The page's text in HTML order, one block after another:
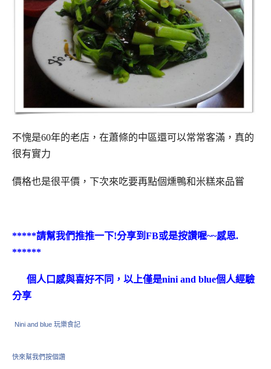
不愧是60年的老店，在蕭條的中區還可以常常客滿，真的
很有實力
價格也是很平價，下次來吃要再點個燻鴨和米糕來品嘗
*****請幫我們推推一下!分享到 FB或是按讚喔~~感恩.
******
個人口感與喜好不同，以上僅是nini and blue個人經驗
分享
Nini and blue 玩樂食記
快來幫我們按個讚